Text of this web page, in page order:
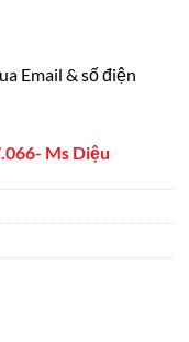
Email & số điện
Ms Diệu